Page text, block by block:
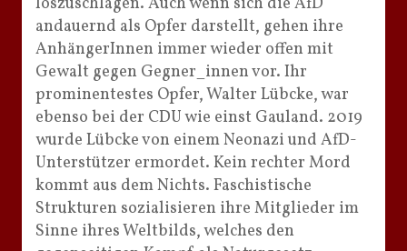
andauernd als Opfer darstellt, gehen ihre
AnhängerInnen immer wieder offen mit
Gewalt gegen Gegner_innen vor. Ihr
prominentestes Opfer, Walter Lübcke, war
ebenso bei der CDU wie einst Gauland. 2019
wurde Lübcke von einem Neonazi und AfD-
Unterstützer ermordet. Kein rechter Mord
kommt aus dem Nichts. Faschistische
Strukturen sozialisieren ihre Mitglieder im
Sinne ihres Weltbilds, welches den